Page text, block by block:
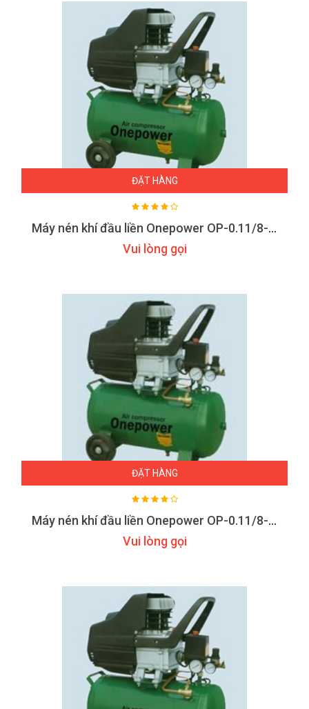
ĐẶT HÀNG
Máy nén khí đầu liền Onepower OP-0.11/8-B24
Vui lòng gọi
ĐẶT HÀNG
Máy nén khí đầu liền Onepower OP-0.11/8-F50
Vui lòng gọi